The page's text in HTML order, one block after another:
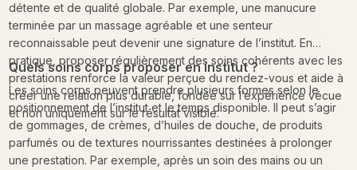
détente et de qualité globale. Par exemple, une manucure
terminée par un massage agréable et une senteur
reconnaissable peut devenir une signature de l’institut. En
pratique, proposer régulièrement des soins cohérents avec les
prestations renforce la valeur perçue du rendez-vous et aide à
créer une relation plus durable, fondée sur l’expérience vécue
et non uniquement sur le résultat visible.
Quels soins corps proposer en institut ?
Les soins corps peuvent prendre plusieurs formes selon le
positionnement de l’institut et le temps disponible. Il peut s’agir
de gommages, de crèmes, d’huiles de douche, de produits
parfumés ou de textures nourrissantes destinées à prolonger
une prestation. Par exemple, après un soin des mains ou un